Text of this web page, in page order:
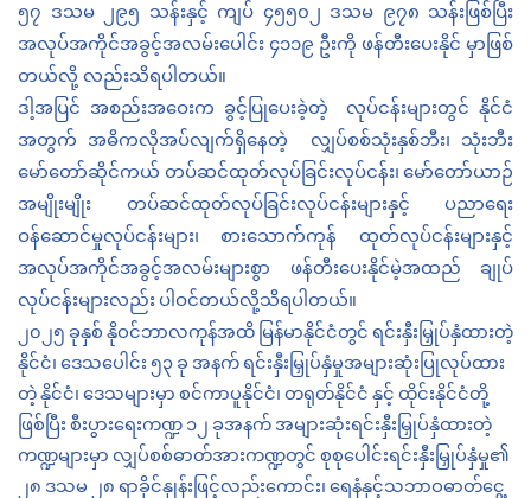
၅၇ ဒသမ ၂၉၅ သန်းနှင့် ကျပ် ၄၅၅၀၂ ဒသမ ၉၇၈ သန်းဖြစ်ပြီး
အလုပ်အကိုင်အခွင့်အလမ်းပေါင်း ၄၁၁၉ ဦးကို ဖန်တီးပေးနိုင် မှာဖြစ်
တယ်လို့ လည်းသိရပါတယ်။
ဒါ့အပြင် အစည်းအဝေးက ခွင့်ပြုပေးခဲ့တဲ့ လုပ်ငန်းများတွင် နိုင်ငံ
အတွက်
အဓိကလိုအပ်လျက်ရှိနေတဲ့ လျှပ်စစ်သုံးနှစ်ဘီး၊
သုံးဘီး
မော်တော်ဆိုင်ကယ် တပ်ဆင်ထုတ်လုပ်ခြင်းလုပ်ငန်း၊ မော်တော်ယာဉ်
အမျိုးမျိုး
တပ်ဆင်ထုတ်လုပ်ခြင်းလုပ်ငန်းများနှင့်
ပညာရေး
ဝန်ဆောင်မှုလုပ်ငန်းများ၊
စားသောက်ကုန် ထုတ်လုပ်ငန်းများနှင့်
အလုပ်အကိုင်အခွင့်အလမ်းများစွာ
ဖန်တီးပေးနိုင်မဲ့အထည်
ချုပ်
လုပ်ငန်းများလည်းပါဝင်တယ်လို့သိရပါတယ်။
၂၀၂၅ ခုနှစ် နိုဝင်ဘာလကုန်အထိ မြန်မာနိုင်ငံတွင် ရင်းနှီးမြှုပ်နှံထားတဲ့
နိုင်ငံ၊ ဒေသပေါင်း ၅၃ ခု အနက်ရင်းနှီးမြှုပ်နှံမှုအများဆုံးပြုလုပ်ထား
တဲ့နိုင်ငံ၊ ဒေသများမှာ စင်ကာပူနိုင်ငံ၊ တရုတ်နိုင်ငံ နှင့် ထိုင်းနိုင်ငံတို့
ဖြစ်ပြီး စီးပွားရေးကဏ္ဍ ၁၂ ခုအနက် အများဆုံးရင်းနှီးမြှုပ်နှံထားတဲ့
ကဏ္ဍများမှာ လျှပ်စစ်ဓာတ်အားကဏ္ဍတွင် စုစုပေါင်းရင်းနှီးမြှုပ်နှံမှု၏
၂၈ ဒသမ ၂၈ ရာခိုင်နှုန်းဖြင့်လည်းကောင်း၊ ရေနံနှင့်သဘာဝဓာတ်ငွေ့